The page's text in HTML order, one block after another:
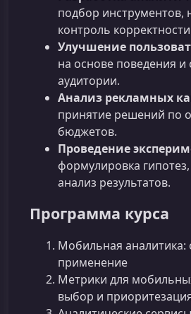
подбор инструментов,
контроль
Улучшение
на основе поведения и
аудитории.
Анализ рекламных
принятие решений по
бюджетов.
Проведение
формулировка
анализ результатов.
Программа курса
Мобильная аналитика:
применение
Метрики для
выбор и